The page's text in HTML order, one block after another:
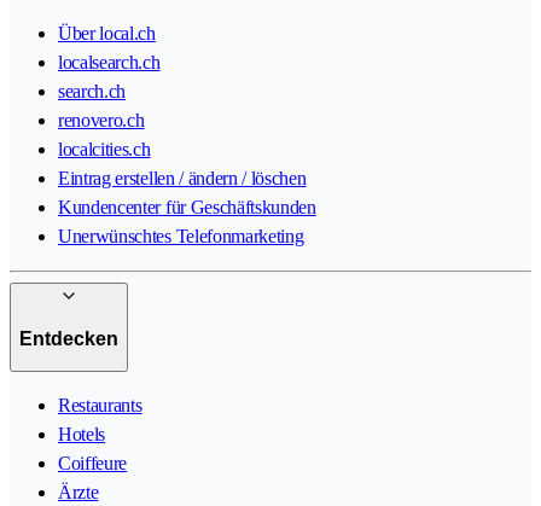
Über local.ch
localsearch.ch
search.ch
renovero.ch
localcities.ch
Eintrag erstellen / ändern / löschen
Kundencenter für Geschäftskunden
Unerwünschtes Telefonmarketing
Entdecken
Restaurants
Hotels
Coiffeure
Ärzte